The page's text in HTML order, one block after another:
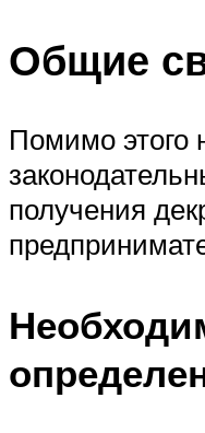
Общие
Помимо этого
получения